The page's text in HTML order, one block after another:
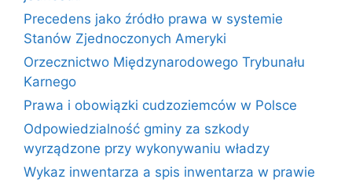
Precedens jako źródło prawa w systemie
Stanów Zjednoczonych Ameryki
Orzecznictwo Międzynarodowego Trybunału
Karnego
Prawa i obowiązki cudzoziemców w Polsce
Odpowiedzialność gminy za szkody
wyrządzone przy wykonywaniu władzy
Wykaz inwentarza a spis inwentarza w prawie